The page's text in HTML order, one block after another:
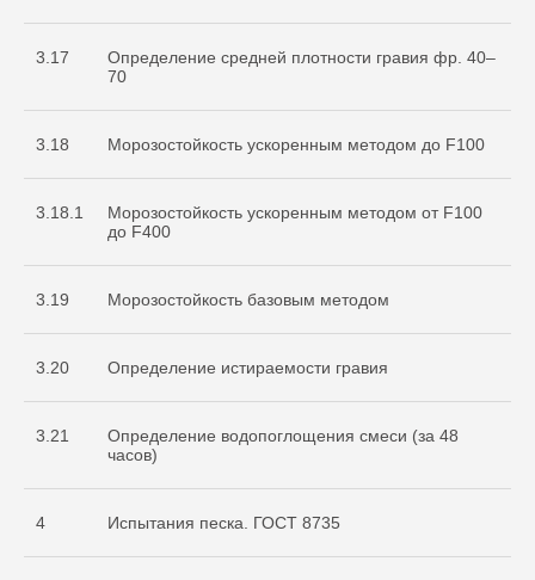
3.17
Определение средней плотности гравия фр. 40–
70
3.18 Морозостойкость ускоренным методом до F100
3.18.1
Морозостойкость ускоренным методом от F100
до F400
3.19 Морозостойкость базовым методом
3.20 Определение истираемости гравия
3.21
Определение водопоглощения смеси (за 48
часов)
4 Испытания песка. ГОСТ 8735